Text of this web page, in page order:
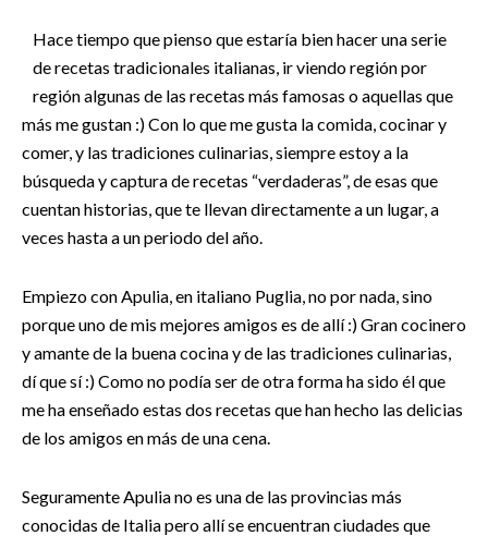
Hace tiempo que pienso que estaría bien hacer una serie
de recetas tradicionales italianas, ir viendo región por
región algunas de las recetas más famosas o aquellas que
más me gustan :) Con lo que me gusta la comida, cocinar y
comer, y las tradiciones culinarias, siempre estoy a la
búsqueda y captura de recetas “verdaderas”, de esas que
cuentan historias, que te llevan directamente a un lugar, a
veces hasta a un periodo del año.
Empiezo con Apulia, en italiano Puglia, no por nada, sino
porque uno de mis mejores amigos es de allí :) Gran cocinero
y amante de la buena cocina y de las tradiciones culinarias,
dí que sí :) Como no podía ser de otra forma ha sido él que
me ha enseñado estas dos recetas que han hecho las delicias
de los amigos en más de una cena.
Seguramente Apulia no es una de las provincias más
conocidas de Italia pero allí se encuentran ciudades que